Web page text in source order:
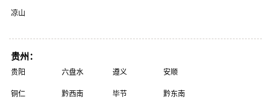
凉山
贵州：
贵阳 六盘水 遵义 安顺
铜仁 黔西南 毕节 黔东南